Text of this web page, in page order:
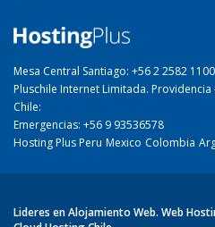
Mesa Central Santiago: +56 2 2582 1100
Pluschile Internet Limitada.
Chile:
Emergencias: +56 9 93536578
Hosting Plus Peru Mexico Colombia
Lideres en Alojamiento Web. Web